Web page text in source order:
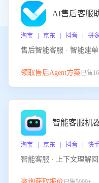
AI售后客服
淘宝 | 京东 | 抖音 | 拼
领取售后Agent方案已售
智能客服机
淘宝 | 京东 | 抖音 | 快
智能客服 · 上下文理解